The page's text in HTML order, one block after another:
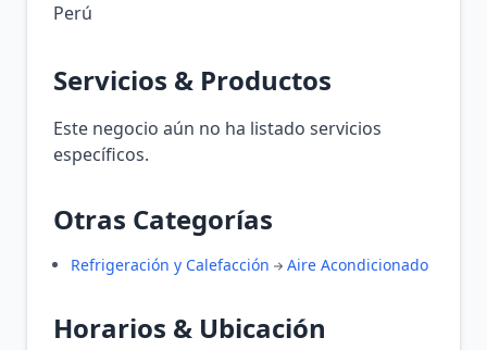
Perú
Servicios & Productos
Este negocio aún no ha listado servicios
específicos.
Otras Categorías
Refrigeración y Calefacción Aire Acondicionado
Horarios & Ubicación